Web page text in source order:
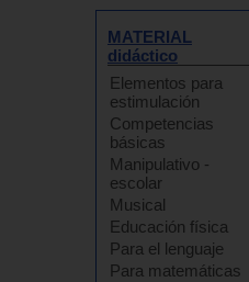
MATERIAL
didáctico
Elementos para
estimulación
Competencias
básicas
Manipulativo -
escolar
Musical
Educación física
Para el lenguaje
Para matemáticas